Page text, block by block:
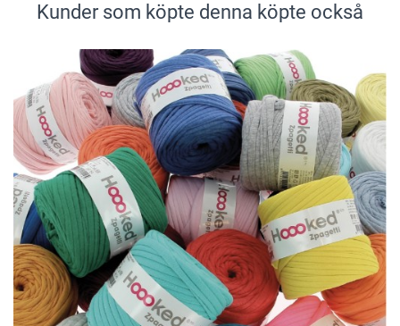
Kunder som köpte denna köpte också